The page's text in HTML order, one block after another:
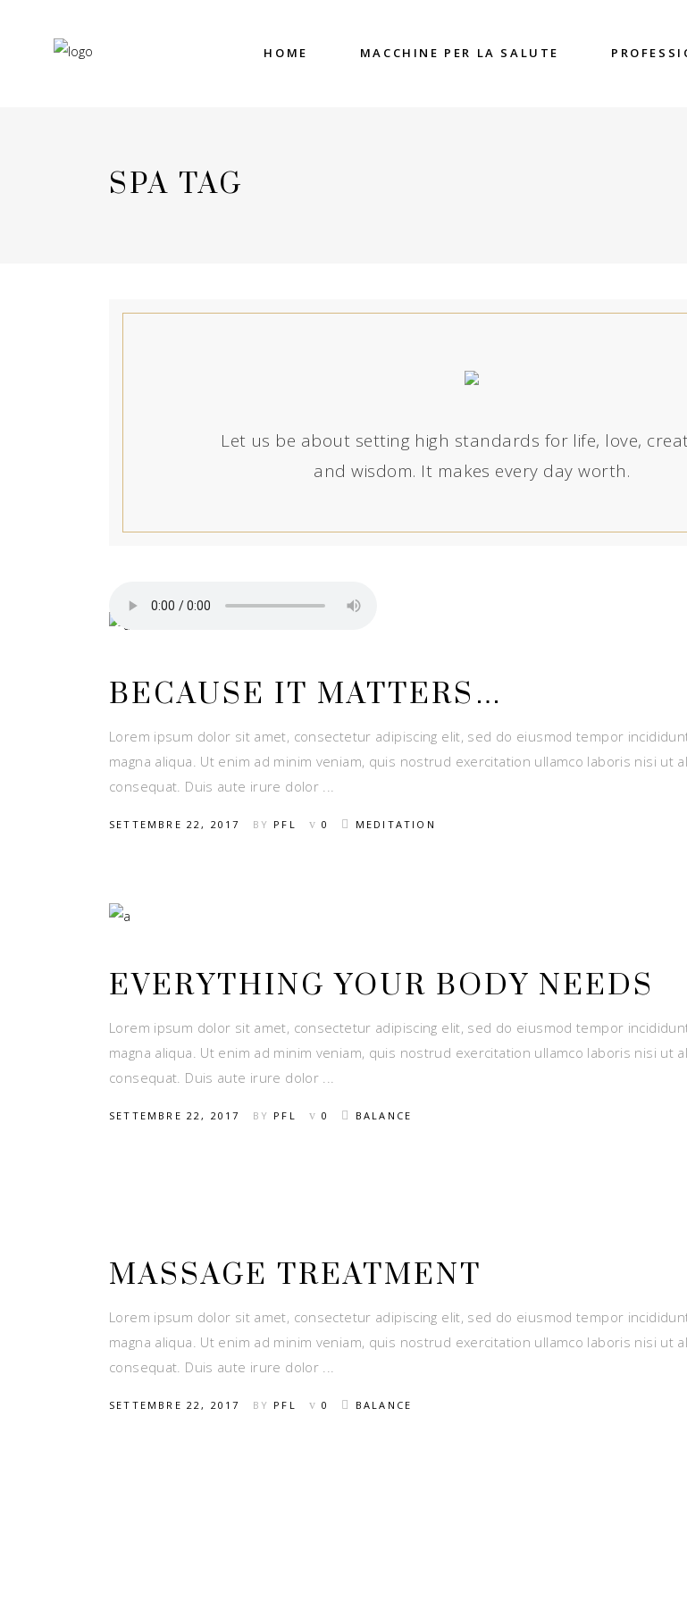
HOME MACCHINE PER LA SALUTE
SPA TAG
Let us be about setting high standards for life, love,
and wisdom. It makes every day worth.
BECAUSE IT MATTERS…
Lorem ipsum dolor sit amet, consectetur adipiscing elit, sed do eiusmod tempor
magna aliqua. Ut enim ad minim veniam, quis nostrud exercitation ullamco laboris nisi ut
consequat. Duis aute irure dolor
SETTEMBRE 22, 2017 BY PFL 0 MEDITATION
EVERYTHING YOUR BODY NEEDS
Lorem ipsum dolor sit amet, consectetur adipiscing elit, sed do eiusmod tempor
magna aliqua. Ut enim ad minim veniam, quis nostrud exercitation ullamco laboris nisi ut
consequat. Duis aute irure dolor
SETTEMBRE 22, 2017 BY PFL 0 BALANCE
MASSAGE TREATMENT
Lorem ipsum dolor sit amet, consectetur adipiscing elit, sed do eiusmod tempor
magna aliqua. Ut enim ad minim veniam, quis nostrud exercitation ullamco laboris nisi ut
consequat. Duis aute irure dolor
SETTEMBRE 22, 2017 BY PFL 0 BALANCE